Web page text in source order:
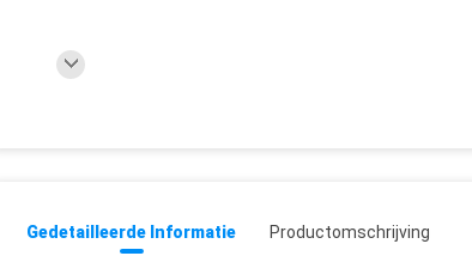
Gedetailleerde Informatie Productomschrijving